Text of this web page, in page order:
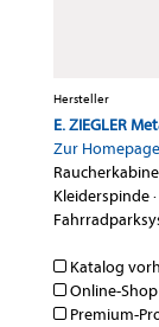
Hersteller
E. ZIEGLER
Zur Homepage
Kleiderspinde·
Katalog
Online-
Premium-